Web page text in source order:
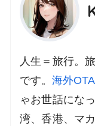
人生＝旅行。
です。海外OTA
ゃお世話にな
湾、香港、マ